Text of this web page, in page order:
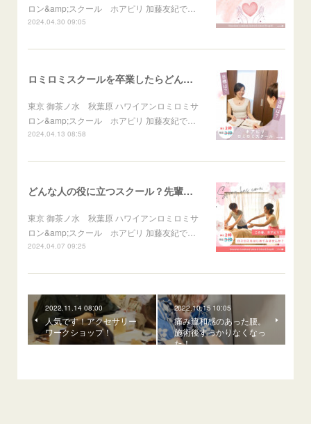
ロン&amp;スクール ホアピリ 加藤友紀で…
2024.04.30 09:05
ロミロミスクールを卒業したらどんな自分になれる？
東京 御茶ノ水 秋葉原 ハワイアンロミロミサ
ロン&amp;スクール ホアピリ 加藤友紀で…
2024.04.13 08:58
どんな人の役に立つスクール？先輩に聞きました♪
東京 御茶ノ水 秋葉原 ハワイアンロミロミサ
ロン&amp;スクール ホアピリ 加藤友紀で…
2024.04.07 09:25
2022.11.14 08:00
人気です！アクセサリー
ワークショップ！
2022.10.15 10:05
痛み違和感のあった腰。
施術後すっかりなくなっ
た！